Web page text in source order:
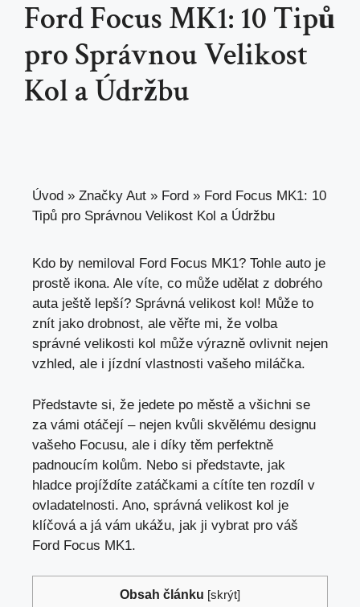
Ford Focus MK1: 10 Tipů
pro Správnou Velikost
Kol a Údržbu
Úvod » Značky Aut » Ford » Ford Focus MK1: 10
Tipů pro Správnou Velikost Kol a Údržbu
Kdo by nemiloval Ford Focus MK1? Tohle auto je
prostě ikona. Ale víte, co může udělat z dobrého
auta ještě lepší? Správná velikost kol! Může to
znít jako drobnost, ale věřte mi, že volba
správné velikosti kol může výrazně ovlivnit nejen
vzhled, ale i jízdní vlastnosti vašeho miláčka.
Představte si, že jedete po městě a všichni se
za vámi otáčejí – nejen kvůli skvělému designu
vašeho Focusu, ale i díky těm perfektně
padnoucím kolům. Nebo si představte, jak
hladce projíždíte zatáčkami a cítíte ten rozdíl v
ovladatelnosti. Ano, správná velikost kol je
klíčová a já vám ukážu, jak ji vybrat pro váš
Ford Focus MK1.
Obsah článku [skrýt]